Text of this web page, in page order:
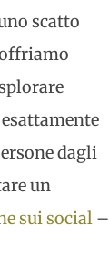
scatto
offriamo
dagli
un
sui social –